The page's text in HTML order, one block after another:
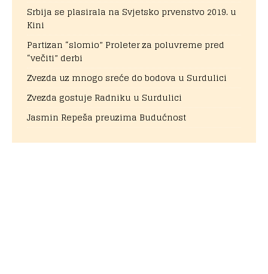
Srbija se plasirala na Svjetsko prvenstvo 2019. u
Kini
Partizan “slomio” Proleter za poluvreme pred
“večiti” derbi
Zvezda uz mnogo sreće do bodova u Surdulici
Zvezda gostuje Radniku u Surdulici
Jasmin Repeša preuzima Budućnost